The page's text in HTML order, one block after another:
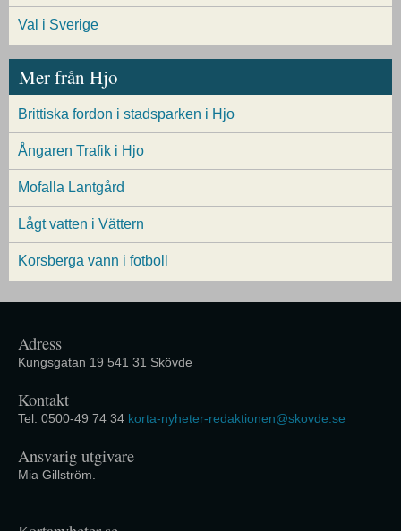
Val i Sverige
Mer från Hjo
Brittiska fordon i stadsparken i Hjo
Ångaren Trafik i Hjo
Mofalla Lantgård
Lågt vatten i Vättern
Korsberga vann i fotboll
Adress
Kungsgatan 19 541 31 Skövde
Kontakt
Tel. 0500-49 74 34 korta-nyheter-redaktionen@skovde.se
Ansvarig utgivare
Mia Gillström.